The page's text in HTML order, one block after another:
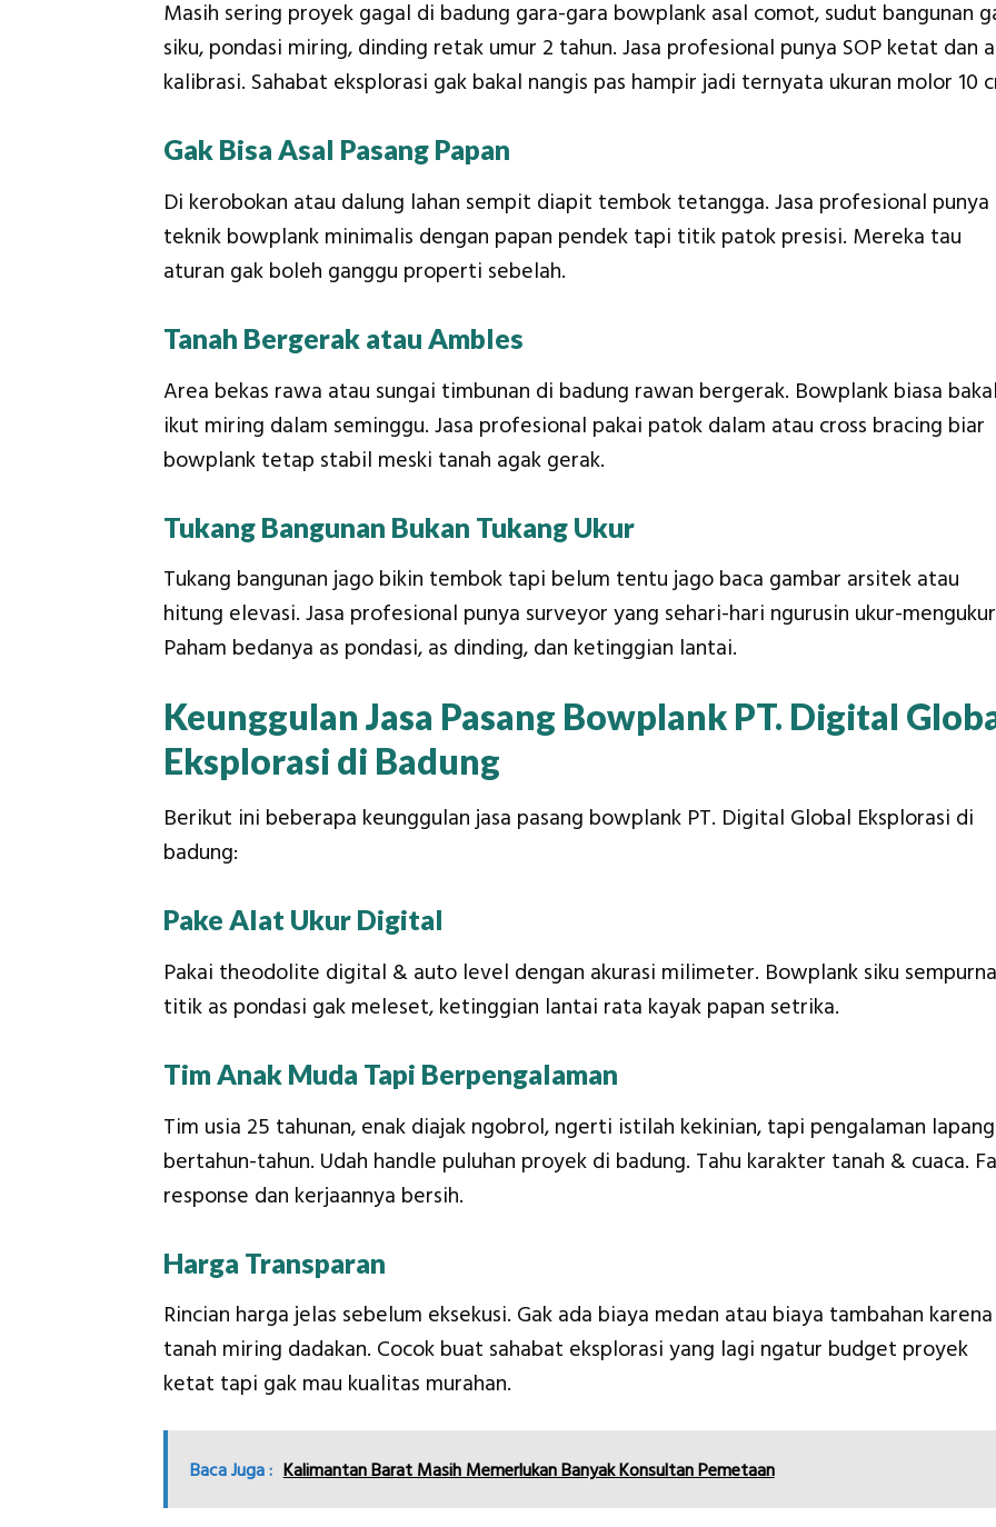
Masih sering proyek gagal di badung gara-gara bowplank asal comot, sudut bangunan
siku, pondasi miring, dinding retak umur 2 tahun. Jasa profesional punya SOP ketat dan
kalibrasi. Sahabat eksplorasi gak bakal nangis pas hampir jadi ternyata ukuran molor 10
Gak Bisa Asal Pasang Papan
Di kerobokan atau dalung lahan sempit diapit tembok tetangga. Jasa profesional punya
teknik bowplank minimalis dengan papan pendek tapi titik patok presisi. Mereka tau
aturan gak boleh ganggu properti sebelah.
Tanah Bergerak atau Ambles
Area bekas rawa atau sungai timbunan di badung rawan bergerak. Bowplank biasa
ikut miring dalam seminggu. Jasa profesional pakai patok dalam atau cross bracing biar
bowplank tetap stabil meski tanah agak gerak.
Tukang Bangunan Bukan Tukang Ukur
Tukang bangunan jago bikin tembok tapi belum tentu jago baca gambar arsitek atau
hitung elevasi. Jasa profesional punya surveyor yang sehari-hari ngurusin ukur-
Paham bedanya as pondasi, as dinding, dan ketinggian lantai.
Keunggulan Jasa Pasang Bowplank PT. Digital
Eksplorasi di Badung
Berikut ini beberapa keunggulan jasa pasang bowplank PT. Digital Global Eksplorasi di
badung:
Pake Alat Ukur Digital
Pakai theodolite digital & auto level dengan akurasi milimeter. Bowplank siku
titik as pondasi gak meleset, ketinggian lantai rata kayak papan setrika.
Tim Anak Muda Tapi Berpengalaman
Tim usia 25 tahunan, enak diajak ngobrol, ngerti istilah kekinian, tapi pengalaman
bertahun-tahun. Udah handle puluhan proyek di badung. Tahu karakter tanah & cuaca.
response dan kerjaannya bersih.
Harga Transparan
Rincian harga jelas sebelum eksekusi. Gak ada biaya medan atau biaya tambahan karena
tanah miring dadakan. Cocok buat sahabat eksplorasi yang lagi ngatur budget proyek
ketat tapi gak mau kualitas murahan.
Baca Juga : Kalimantan Barat Masih Memerlukan Banyak Konsultan Pemetaan